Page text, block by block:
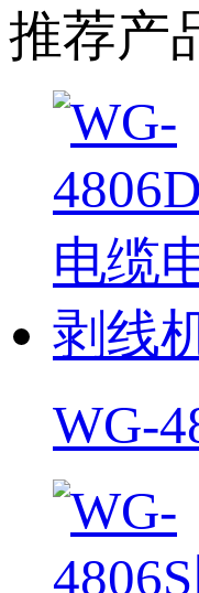
推荐产
WG-